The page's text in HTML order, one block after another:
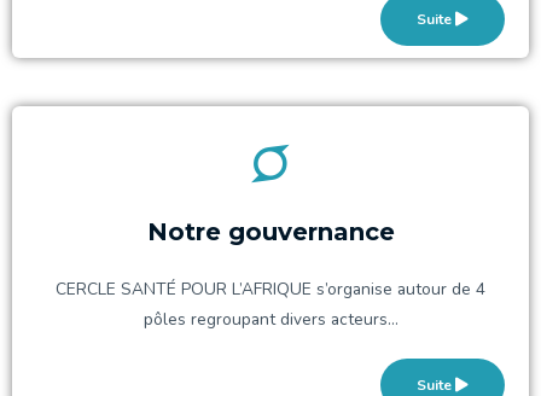
Suite
Notre gouvernance
CERCLE SANTÉ POUR L’AFRIQUE s’organise autour de 4
pôles regroupant divers acteurs…
Suite